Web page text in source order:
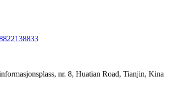
nr. 8, Huatian Road, Tianjin, Kina